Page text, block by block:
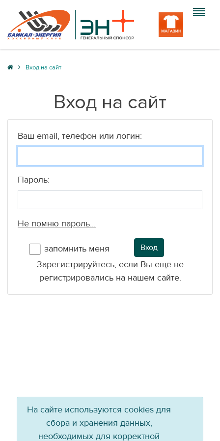
Клуб
Медиа
Вход на сайт
Вход на сайт
Ваш email, телефон или логин:
Пароль:
Не помню пароль...
запомнить меня Вход
Зарегистрируйтесь, если Вы ещё не
регистрировались на нашем сайте.
На сайте используются cookies для
сбора и хранения данных,
необходимых для корректной